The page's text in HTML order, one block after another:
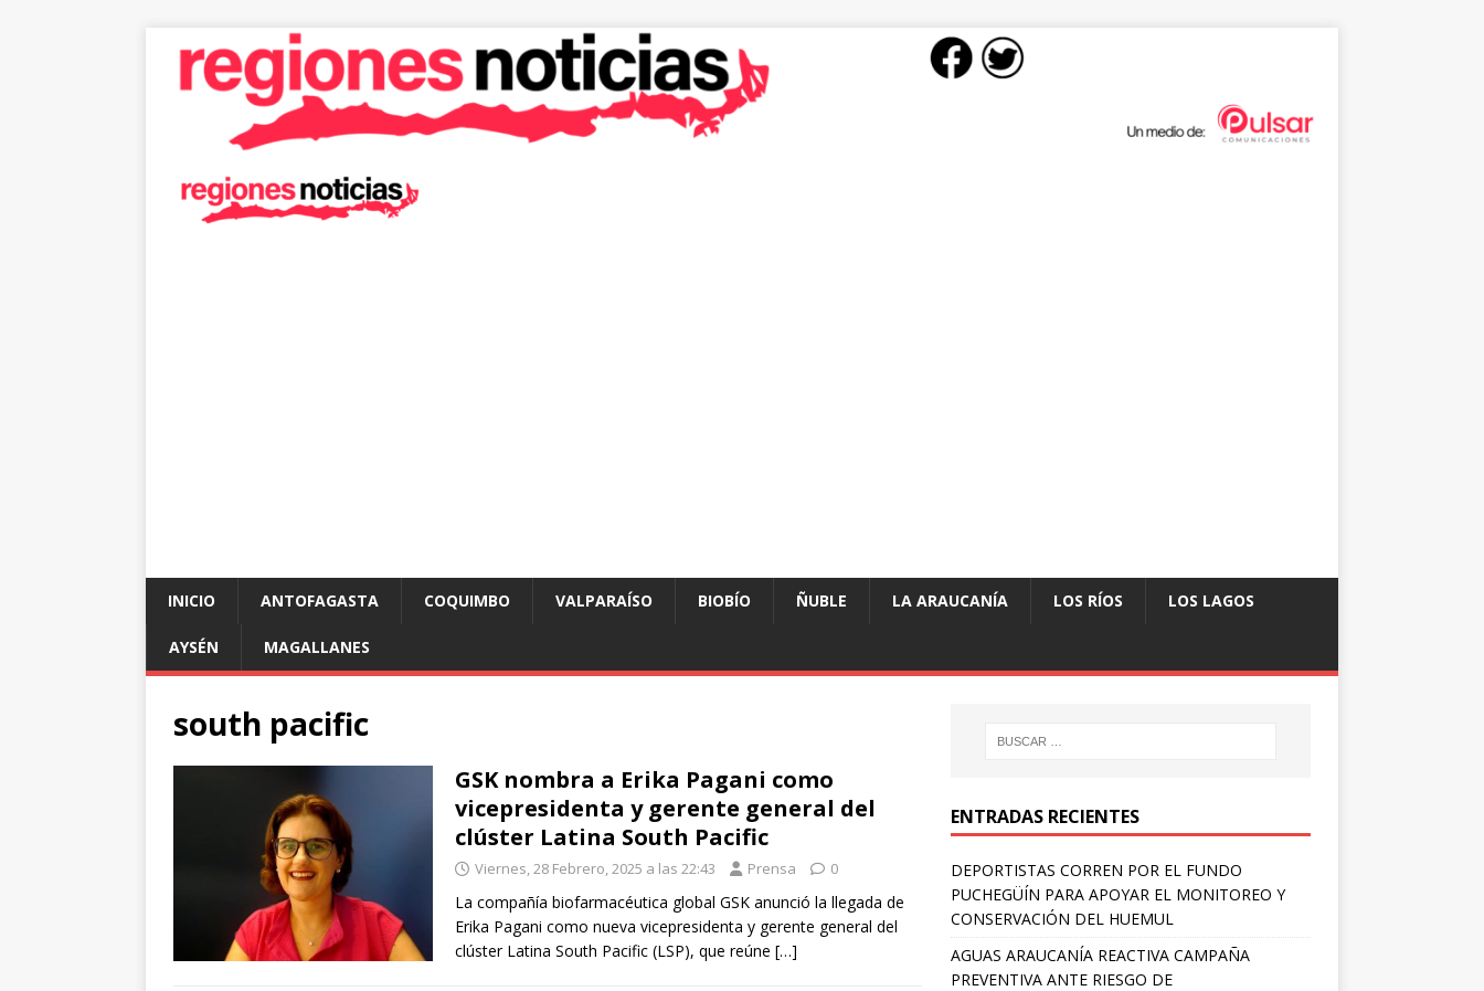
INICIO ANTOFAGASTA COQUIMBO VALPARAÍSO BIOBÍO ÑUBLE LA ARAUCANÍA LOS RÍOS LOS LAGOS
AYSÉN MAGALLANES
south pacific
GSK nombra a Erika Pagani como
vicepresidenta y gerente general del
clúster Latina South Pacific
Viernes, 28 Febrero, 2025 a las 22:43 Prensa 0
La compañía biofarmacéutica global GSK anunció la llegada de
Erika Pagani como nueva vicepresidenta y gerente general del
clúster Latina South Pacific (LSP), que reúne […]
ENTRADAS RECIENTES
DEPORTISTAS CORREN POR EL FUNDO
PUCHEGÜÍN PARA APOYAR EL MONITOREO Y
CONSERVACIÓN DEL HUEMUL
AGUAS ARAUCANÍA REACTIVA CAMPAÑA
PREVENTIVA ANTE RIESGO DE